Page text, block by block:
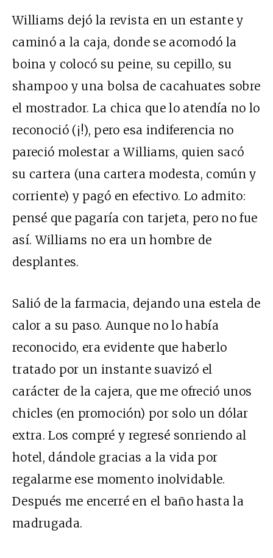
Williams dejó la revista en un estante y
caminó a la caja, donde se acomodó la
boina y colocó su peine, su cepillo, su
shampoo y una bolsa de cacahuates sobre
el mostrador. La chica que lo atendía no lo
reconoció (¡!), pero esa indiferencia no
pareció molestar a Williams, quien sacó
su cartera (una cartera modesta, común y
corriente) y pagó en efectivo. Lo admito:
pensé que pagaría con tarjeta, pero no fue
así. Williams no era un hombre de
desplantes.
Salió de la farmacia, dejando una estela de
calor a su paso. Aunque no lo había
reconocido, era evidente que haberlo
tratado por un instante suavizó el
carácter de la cajera, que me ofreció unos
chicles (en promoción) por solo un dólar
extra. Los compré y regresé sonriendo al
hotel, dándole gracias a la vida por
regalarme ese momento inolvidable.
Después me encerré en el baño hasta la
madrugada.